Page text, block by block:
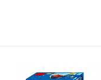
В избранное